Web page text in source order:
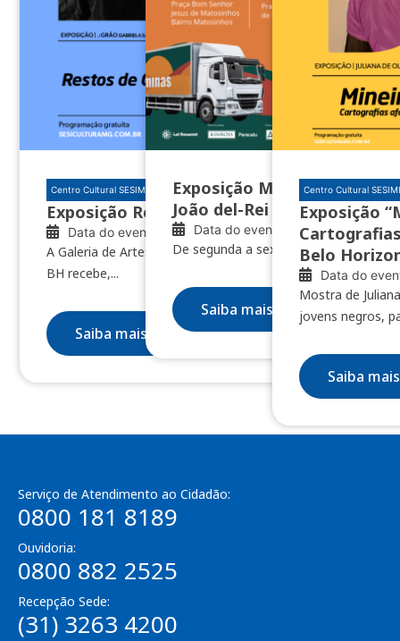
Centro Cultural SESIMINAS BH
Exposição Restos de clareúme
Data do evento: 10/07/2026
A Galeria de Artes do Centro Cultural SESIMINAS
BH recebe,...
Saiba mais
Exposição Minas das Minas
João del-Rei e Nazareno
Data do evento: 04/08/2026
De segunda a sexta, das 8h às 18h
Saiba mais
Centro Cultural
Exposição
Belo
Data do
Mostra de
jovens negros,
Saiba mais
Serviço de Atendimento ao Cidadão:
0800 181 8189
Ouvidoria:
0800 882 2525
Recepção Sede:
(31) 3263 4200